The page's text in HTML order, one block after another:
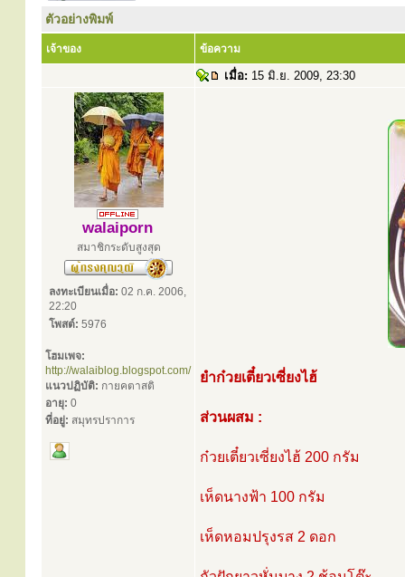
ตัวอย่างพิมพ์
เจ้าของ ข้อความ
เมื่อ: 15 มิ.ย. 2009, 23:30
walaiporn
สมาชิกระดับสูงสุด
ลงทะเบียนเมื่อ: 02 ก.ค. 2006,
22:20
โพสต์: 5976
โฮมเพจ:
http://walaiblog.blogspot.com/
แนวปฏิบัติ: กายคตาสติ
อายุ: 0
ที่อยู่: สมุทรปราการ
ยำก๋วยเตี๋ยวเซี่ยงไฮ้
ส่วนผสม :
ก๋วยเตี๋ยวเซี่ยงไฮ้ 200 กรัม
เห็ดนางฟ้า 100 กรัม
เห็ดหอมปรุงรส 2 ดอก